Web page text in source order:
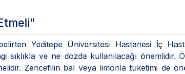
Yeditepe Üniversitesi Hastanesi İç
sıklıkla ve ne dozda kullanılacağı önemlidir.
Zencefilin bal veya limonla tüketimi de